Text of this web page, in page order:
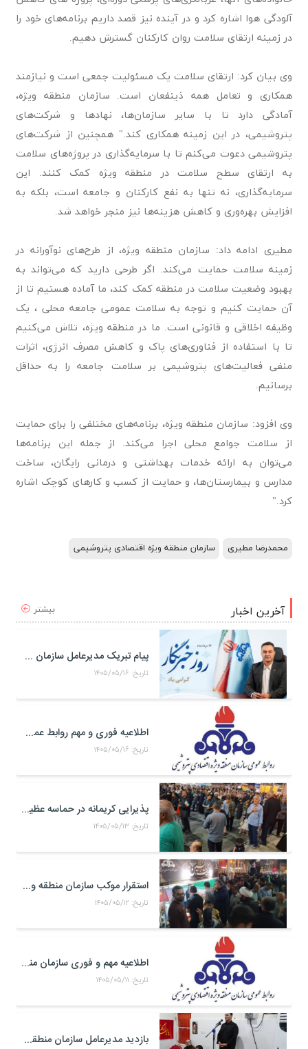
آلودگی هوا اشاره کرد و در آینده نیز قصد داریم برنامه‌های خود را
در زمینه ارتقای سلامت روان کارکنان گسترش دهیم.
وی بیان کرد: ارتقای سلامت یک مسئولیت جمعی است و نیازمند
همکاری و تعامل همه ذینفعان است. سازمان منطقه ویژه،
آمادگی دارد تا با سایر سازمان‌ها، نهادها و شرکت‌های
پتروشیمی، در این زمینه همکاری کند." همچنین از شرکت‌های
پتروشیمی دعوت می‌کنم تا با سرمایه‌گذاری در پروژه‌های سلامت
به ارتقای سطح سلامت در منطقه ویژه کمک کنند. این
سرمایه‌گذاری، نه تنها به نفع کارکنان و جامعه است، بلکه به
افزایش بهره‌وری و کاهش هزینه‌ها نیز منجر خواهد شد.
مطیری ادامه داد: سازمان منطقه ویژه، از طرح‌های نوآورانه در
زمینه سلامت حمایت می‌کند. اگر طرحی دارید که می‌تواند به
بهبود وضعیت سلامت در منطقه کمک کند، ما آماده هستیم تا از
آن حمایت کنیم و توجه به سلامت عمومی جامعه محلی ، یک
وظیفه اخلاقی و قانونی است. ما در منطقه ویژه، تلاش می‌کنیم
تا با استفاده از فناوری‌های پاک و کاهش مصرف انرژی، اثرات
منفی فعالیت‌های پتروشیمی بر سلامت جامعه را به حداقل
برسانیم.
وی افزود: سازمان منطقه ویژه، برنامه‌های مختلفی را برای حمایت
از سلامت جوامع محلی اجرا می‌کند. از جمله این برنامه‌ها
می‌توان به ارائه خدمات بهداشتی و درمانی رایگان، ساخت
مدارس و بیمارستان‌ها، و حمایت از کسب و کارهای کوچک اشاره
کرد."
محمدرضا مطیری سازمان منطقه ویژه اقتصادی پتروشیمی
بیشتر آخرین اخبار
پیام تبریک مدیرعامل سازمان منطقه ویژه اقتصادی پتروشیمی به مناسبت روز خبرنگار
تاریخ: ۱۴۰۵/۰۵/۱۶
اطلاعیه فوری و مهم روابط عمومی و سخنگوی کمیته مدیریت بحران منطقه ويژه اقتصادی پتروشيمی
تاریخ: ۱۴۰۵/۰۵/۱۶
پذیرایی کریمانه در حماسه عظیم اربعین حسینی
تاریخ: ۱۴۰۵/۰۵/۱۳
استقرار موکب سازمان منطقه ویژه اقتصادی پتروشیمی در محل تجمعات مردمی در میدان امام بندر ماهشهر
تاریخ: ۱۴۰۵/۰۵/۱۲
اطلاعیه مهم و فوری سازمان منطقه ویژه اقتصادی پتروشیمی
تاریخ: ۱۴۰۵/۰۵/۱۱
بازدید مدیرعامل سازمان منطقه ویژه اقتصادی پتروشیمی از موکب حضرت علی اکبر(ع) کارکنان منطقه ویژه اقتصادی پتروشیمی در مرز شلمچه